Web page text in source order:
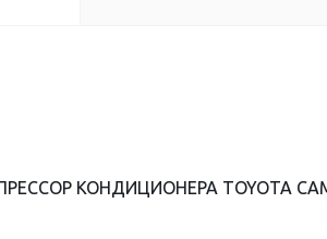
КОНДИЦИОНЕРА TOYOTA